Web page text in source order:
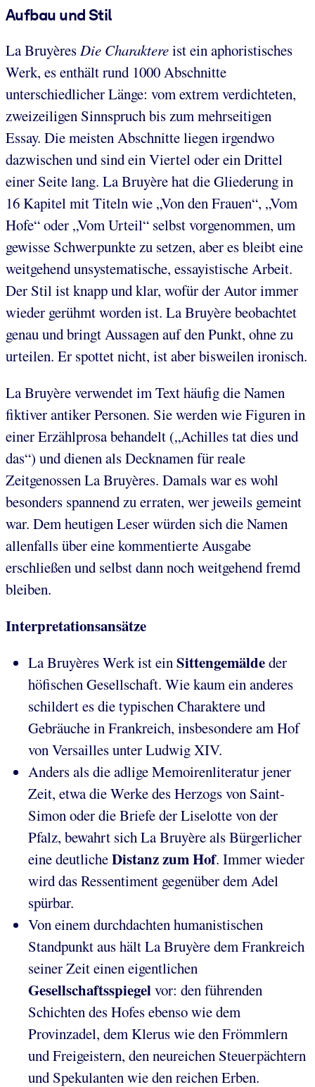
Aufbau und Stil
La BruyèresDie Charaktereist ein aphoristisches
Werk, es enthält rund 1000 Abschnitte
unterschiedlicher Länge: vom extrem verdichteten,
zweizeiligen Sinnspruch bis zum mehrseitigen
Essay. Die meisten Abschnitte liegen irgendwo
dazwischen und sind ein Viertel oder ein Drittel
einer Seite lang. La Bruyère hat die Gliederung in
16 Kapitel mit Titeln wie „Von den Frauen“, „Vom
Hofe“ oder „Vom Urteil“ selbst vorgenommen, um
gewisse Schwerpunkte zu setzen, aber es bleibt eine
weitgehend unsystematische, essayistische Arbeit.
Der Stil ist knapp und klar, wofür der Autor immer
wieder gerühmt worden ist. La Bruyère beobachtet
genau und bringt Aussagen auf den Punkt, ohne zu
urteilen. Er spottet nicht, ist aber bisweilen ironisch.
La Bruyère verwendet im Text häufig die Namen
fiktiver antiker Personen. Sie werden wie Figuren in
einer Erzählprosa behandelt („Achilles tat dies und
das“) und dienen als Decknamen für reale
Zeitgenossen La Bruyères. Damals war es wohl
besonders spannend zu erraten, wer jeweils gemeint
war. Dem heutigen Leser würden sich die Namen
allenfalls über eine kommentierte Ausgabe
erschließen und selbst dann noch weitgehend fremd
bleiben.
Interpretationsansätze
La Bruyères Werk ist ein Sittengemäldeder
höfischen Gesellschaft. Wie kaum ein anderes
schildert es die typischen Charaktere und
Gebräuche in Frankreich, insbesondere am Hof
von Versailles unter Ludwig XIV.
Anders als die adlige Memoirenliteratur jener
Zeit, etwa die Werke des Herzogs von Saint-
Simon oder die Briefe der Liselotte von der
Pfalz, bewahrt sich La Bruyère als Bürgerlicher
eine deutlicheDistanz zum Hof. Immer wieder
wird das Ressentiment gegenüber dem Adel
spürbar.
Von einem durchdachten humanistischen
Standpunkt aus hält La Bruyère dem Frankreich
seiner Zeit einen eigentlichen
Gesellschaftsspiegelvor: den führenden
Schichten des Hofes ebenso wie dem
Provinzadel, dem Klerus wie den Frömmlern
und Freigeistern, den neureichen Steuerpächtern
und Spekulanten wie den reichen Erben.